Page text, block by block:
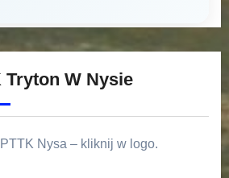
Tryton W Nysie
Nysa – kliknij w logo.